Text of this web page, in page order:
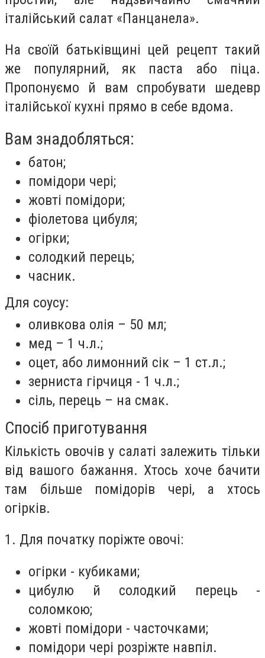
італійський салат «Панцанела».
На своїй батьківщині цей рецепт такий
же популярний, як паста або піца.
Пропонуємо й вам спробувати шедевр
італійської кухні прямо в себе вдома.
Вам знадобляться:
батон;
помідори чері;
жовті помідори;
фіолетова цибуля;
огірки;
солодкий перець;
часник.
Для соусу:
оливкова олія – 50 мл;
мед – 1 ч.л.;
оцет, або лимонний сік – 1 ст.л.;
зерниста гірчиця - 1 ч.л.;
сіль, перець – на смак.
Спосіб приготування
Кількість овочів у салаті залежить тільки
від вашого бажання. Хтось хоче бачити
там більше помідорів чері, а хтось
огірків.
1. Для початку поріжте овочі:
огірки - кубиками;
цибулю й солодкий перець -
соломкою;
жовті помідори - часточками;
помідори чері розріжте навпіл.